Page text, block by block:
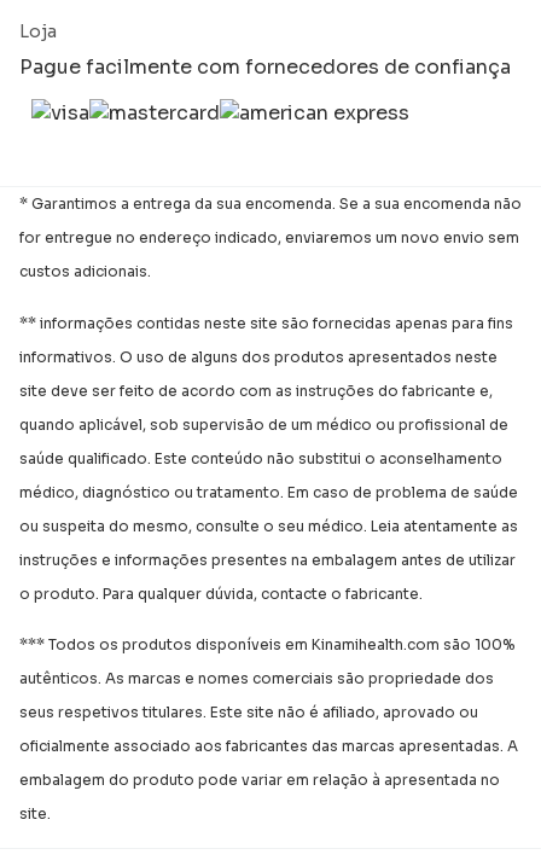
Loja
Pague facilmente com fornecedores de confiança
* Garantimos a entrega da sua encomenda. Se a sua encomenda não
for entregue no endereço indicado, enviaremos um novo envio sem
custos adicionais.
** informações contidas neste site são fornecidas apenas para fins
informativos. O uso de alguns dos produtos apresentados neste
site deve ser feito de acordo com as instruções do fabricante e,
quando aplicável, sob supervisão de um médico ou profissional de
saúde qualificado. Este conteúdo não substitui o aconselhamento
médico, diagnóstico ou tratamento. Em caso de problema de saúde
ou suspeita do mesmo, consulte o seu médico. Leia atentamente as
instruções e informações presentes na embalagem antes de utilizar
o produto. Para qualquer dúvida, contacte o fabricante.
*** Todos os produtos disponíveis em Kinamihealth.com são 100%
autênticos. As marcas e nomes comerciais são propriedade dos
seus respetivos titulares. Este site não é afiliado, aprovado ou
oficialmente associado aos fabricantes das marcas apresentadas. A
embalagem do produto pode variar em relação à apresentada no
site.